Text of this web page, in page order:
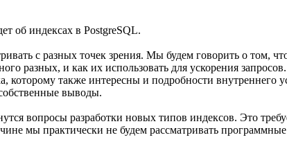
об индексах в PostgreSQL.
с разных точек зрения. Мы будем говорить о том,
разных, и как их использовать для ускорения
которому также интересны и подробности внутреннего
выводы.
вопросы разработки новых типов индексов. Это
мы практически не будем рассматривать